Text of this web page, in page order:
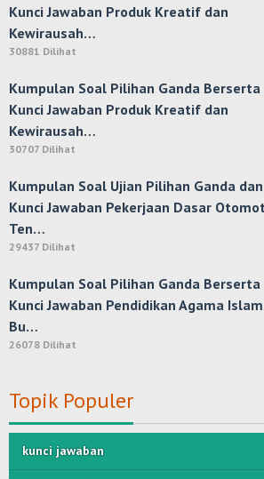
Kunci Jawaban Produk Kreatif dan
Kewirausah…
30881 Dilihat
Kumpulan Soal Pilihan Ganda Berserta
Kunci Jawaban Produk Kreatif dan
Kewirausah…
30707 Dilihat
Kumpulan Soal Ujian Pilihan Ganda dan
Kunci Jawaban Pekerjaan Dasar
Ten…
29437 Dilihat
Kumpulan Soal Pilihan Ganda Berserta
Kunci Jawaban Pendidikan Agama
Bu…
26078 Dilihat
Topik Populer
kunci jawaban